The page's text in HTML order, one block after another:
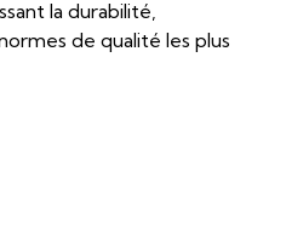
la durabilité,
de qualité les plus